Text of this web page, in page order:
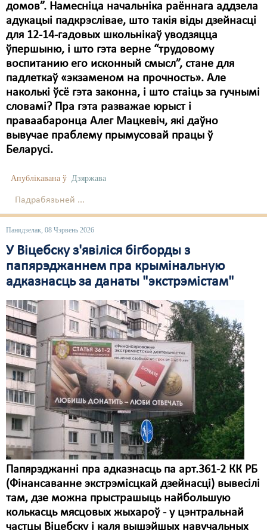
домов”. Намесніца начальніка раённага аддзела
адукацыі падкрэслівае, што такія віды дзейнасці
для 12-14-гадовых школьнікаў уводзяцца
ўпершыню, і што гэта верне “трудовому
воспитанию его исконный смысл”, стане для
падлеткаў «экзаменом на прочность». Але
наколькі ўсё гэта законна, і што стаіць за гучнымі
словамі? Пра гэта разважае юрыст і
праваабаронца Алег Мацкевіч, які даўно
вывучае праблему прымусовай працы ў
Беларусі.
Апублікавана ў Дзяржава
Падрабязьней ...
Панядзелак, 08 Чэрвень 2026
У Віцебску з'явіліся бігборды з
папярэджаннем пра крымінальную
адказнасць за данаты "экстрэмістам"
Папярэджанні пра адказнасць па арт.361-2 КК РБ
(Фінансаванне экстрэмісцкай дзейнасці) вывесілі
там, дзе можна прыстрашыць найбольшую
колькасць мясцовых жыхароў - у цэнтральнай
частцы Віцебску і каля вышэйшых навучальных